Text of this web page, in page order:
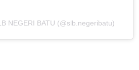
NEGERI BATU (@slb.negeribatu)